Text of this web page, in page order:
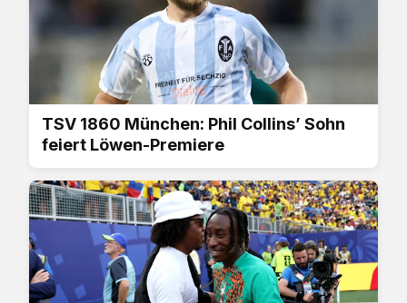
TSV 1860 München: Phil Collins’ Sohn
feiert Löwen-Premiere